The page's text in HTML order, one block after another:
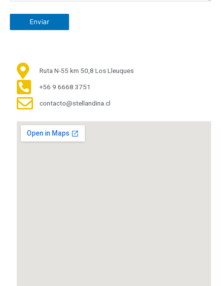
Ruta N-55 km 50,8 Los Lleuques
+56 9 6668 3751
contacto@stellandina.cl